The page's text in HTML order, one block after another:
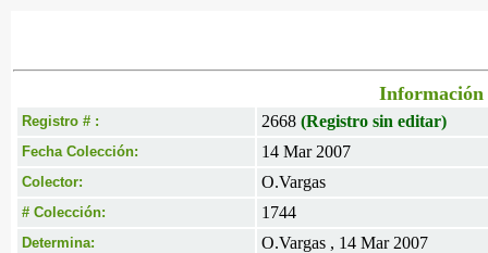
Información
Registro # : 2668 (Registro sin editar)
Fecha Colección: 14 Mar 2007
Colector: O.Vargas
# Colección: 1744
Determina: O.Vargas , 14 Mar 2007